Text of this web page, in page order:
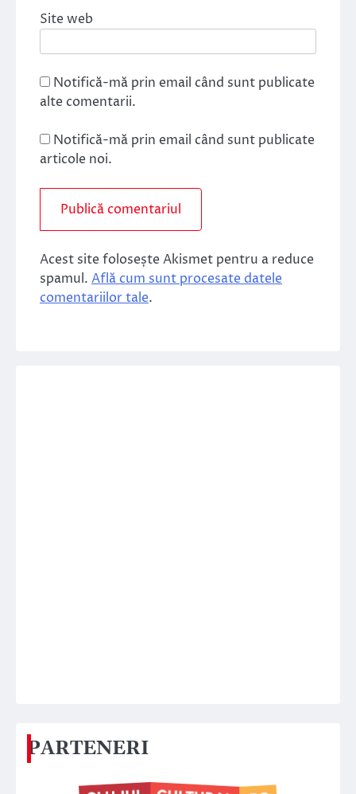
Site web
Notifică-mă prin email când sunt publicate
alte comentarii.
Notifică-mă prin email când sunt publicate
articole noi.
Acest site folosește Akismet pentru a reduce
spamul. Află cum sunt procesate datele
comentariilor tale.
PARTENERI